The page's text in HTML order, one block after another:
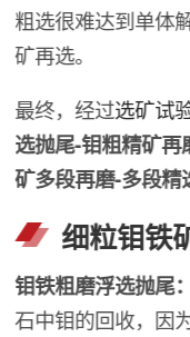
粗选很难达到单体
矿再选。
最终，经过选矿试
选抛尾-钼粗精矿
矿多段再磨-多段精
细粒钼铁
钼铁粗磨浮选抛尾：
石中钼的回收，因